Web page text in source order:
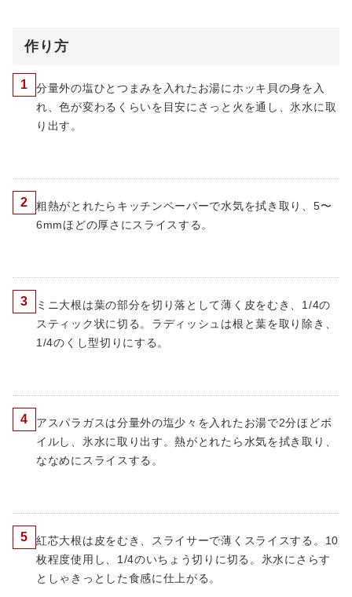
作り方
1
分量外の塩ひとつまみを入れたお湯にホッキ貝の身を入
れ、色が変わるくらいを目安にさっと火を通し、氷水に取
り出す。
2
粗熱がとれたらキッチンペーパーで水気を拭き取り、5〜
6mmほどの厚さにスライスする。
3
ミニ大根は葉の部分を切り落として薄く皮をむき、1/4の
スティック状に切る。ラディッシュは根と葉を取り除き、
1/4のくし型切りにする。
4
アスパラガスは分量外の塩少々を入れたお湯で2分ほどボ
イルし、氷水に取り出す。熱がとれたら水気を拭き取り、
ななめにスライスする。
5
紅芯大根は皮をむき、スライサーで薄くスライスする。10
枚程度使用し、1/4のいちょう切りに切る。氷水にさらす
としゃきっとした食感に仕上がる。